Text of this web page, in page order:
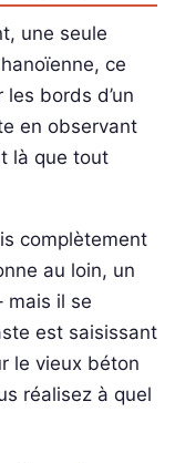
une seule
ce
bords d’un
en observant
là que tout
complètement
au loin, un
mais il se
est saisissant
le vieux béton
réalisez à quel